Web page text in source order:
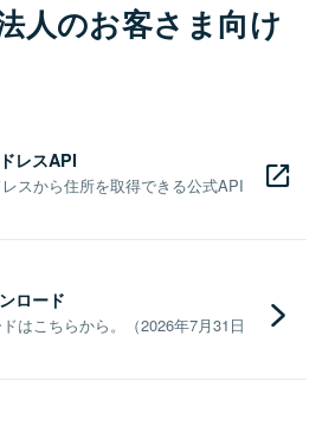
人のお客さま向け
レスAPI
スから住所を取得できる公式API
ロード
はこちらから。（2026年7月31日